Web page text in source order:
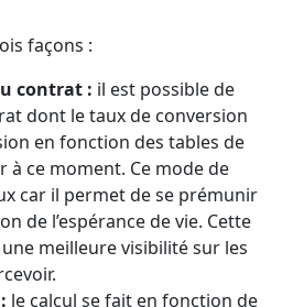
façons :
contrat : il est possible de
dont le taux de conversion
en fonction des tables de
à ce moment. Ce mode de
car il permet de se prémunir
de l’espérance de vie. Cette
meilleure visibilité sur les
le calcul se fait en fonction de